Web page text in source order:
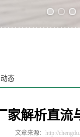
态
家解析直流
文章来源： http://